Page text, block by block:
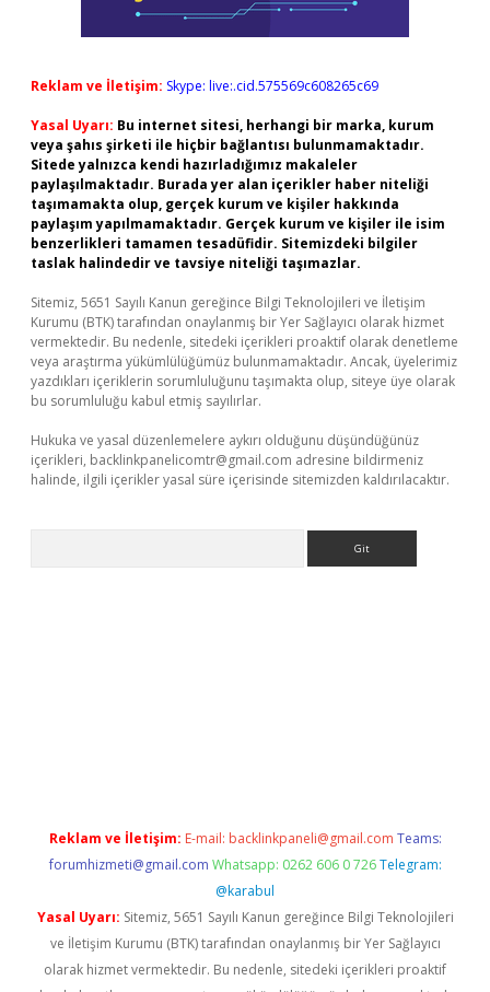
Reklam ve İletişim: Skype: live:.cid.575569c608265c69
Yasal Uyarı: Bu internet sitesi, herhangi bir marka, kurum
veya şahıs şirketi ile hiçbir bağlantısı bulunmamaktadır.
Sitede yalnızca kendi hazırladığımız makaleler
paylaşılmaktadır. Burada yer alan içerikler haber niteliği
taşımamakta olup, gerçek kurum ve kişiler hakkında
paylaşım yapılmamaktadır. Gerçek kurum ve kişiler ile isim
benzerlikleri tamamen tesadüfidir. Sitemizdeki bilgiler
taslak halindedir ve tavsiye niteliği taşımazlar.
Sitemiz, 5651 Sayılı Kanun gereğince Bilgi Teknolojileri ve İletişim
Kurumu (BTK) tarafından onaylanmış bir Yer Sağlayıcı olarak hizmet
vermektedir. Bu nedenle, sitedeki içerikleri proaktif olarak denetleme
veya araştırma yükümlülüğümüz bulunmamaktadır. Ancak, üyelerimiz
yazdıkları içeriklerin sorumluluğunu taşımakta olup, siteye üye olarak
bu sorumluluğu kabul etmiş sayılırlar.
Hukuka ve yasal düzenlemelere aykırı olduğunu düşündüğünüz
içerikleri, backlinkpanelicomtr@gmail.com adresine bildirmeniz
halinde, ilgili içerikler yasal süre içerisinde sitemizden kaldırılacaktır.
Reklam ve İletişim: E-mail: backlinkpaneli@gmail.com Teams:
forumhizmeti@gmail.com Whatsapp: 0262 606 0 726 Telegram:
@karabul
Yasal Uyarı: Sitemiz, 5651 Sayılı Kanun gereğince Bilgi Teknolojileri
ve İletişim Kurumu (BTK) tarafından onaylanmış bir Yer Sağlayıcı
olarak hizmet vermektedir. Bu nedenle, sitedeki içerikleri proaktif